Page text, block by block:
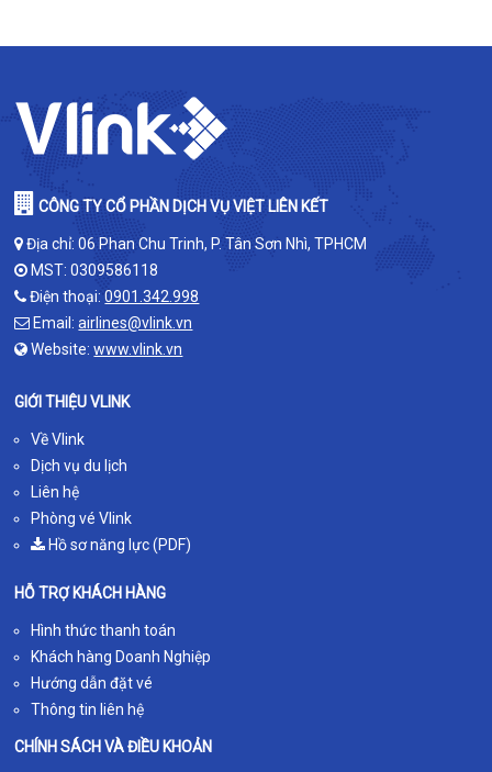
CÔNG TY CỔ PHẦN DỊCH VỤ VIỆT LIÊN KẾT
Địa chỉ: 06 Phan Chu Trinh, P. Tân Sơn Nhì, TPHCM
MST: 0309586118
Điện thoại:0901.342.998
Email:airlines@vlink.vn
Website:www.vlink.vn
GIỚI THIỆU VLINK
Về Vlink
Dịch vụ du lịch
Liên hệ
Phòng vé Vlink
Hồ sơ năng lực (PDF)
HỖ TRỢ KHÁCH HÀNG
Hình thức thanh toán
Khách hàng Doanh Nghiệp
Hướng dẫn đặt vé
Thông tin liên hệ
CHÍNH SÁCH VÀ ĐIỀU KHOẢN